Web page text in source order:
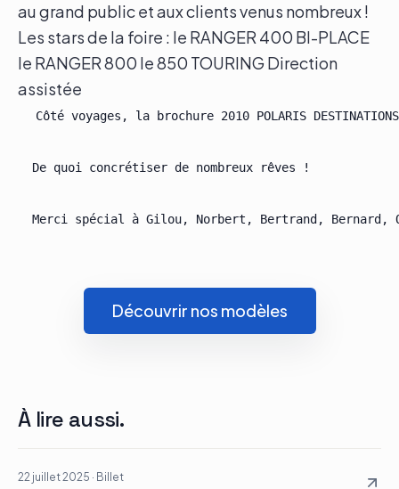
au grand public et aux clients venus nombreux !
Les stars de la foire : le RANGER 400 BI-PLACE
le RANGER 800 le 850 TOURING Direction
assistée
Côté voyages, la brochure 2010 POLARIS
  De quoi concrétiser de nombreux rêves !
Découvrir nos modèles
À lire aussi.
22 juillet 2025 · Billet